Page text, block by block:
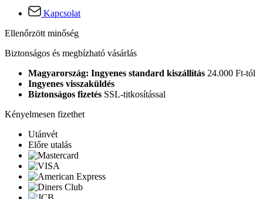
Kapcsolat
Ellenőrzött minőség
Biztonságos és megbízható vásárlás
Magyarország: Ingyenes standard kiszállítás 24.000 Ft-tól
Ingyenes visszaküldés
Biztonságos fizetés SSL-titkosítással
Kényelmesen fizethet
Utánvét
Előre utalás